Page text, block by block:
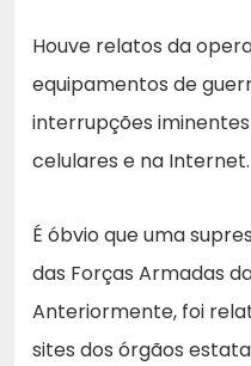
Houve relatos da
equipamentos de
interrupções
celulares e na Internet.
É óbvio que uma
das Forças Armadas
Anteriormente, foi
sites dos órgãos